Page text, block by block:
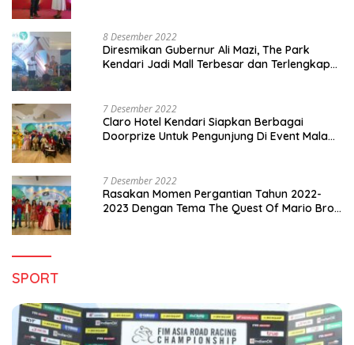
8 Desember 2022
Diresmikan Gubernur Ali Mazi, The Park
Kendari Jadi Mall Terbesar dan Terlengkap
7 Desember 2022
Claro Hotel Kendari Siapkan Berbagai
Doorprize Untuk Pengunjung Di Event Malam
7 Desember 2022
Rasakan Momen Pergantian Tahun 2022-
2023 Dengan Tema The Quest Of Mario Bros
SPORT